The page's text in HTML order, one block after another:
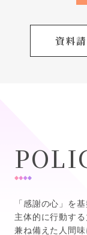
資料
「感謝の心」を
主体的に行動す
兼ね備えた 人間